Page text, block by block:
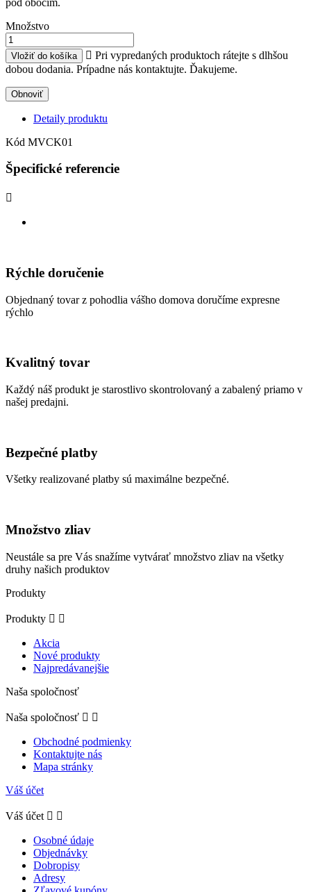
Množstvo
Vložiť do košíka  Pri vypredaných produktoch rátejte s dlhšou
dobou dodania. Prípadne nás kontaktujte. Ďakujeme.
Detaily produktu
Kód MVCK01
Špecifické referencie

Rýchle doručenie
Objednaný tovar z pohodlia vášho domova doručíme expresne
rýchlo
Kvalitný tovar
Každý náš produkt je starostlivo skontrolovaný a zabalený priamo v
našej predajni.
Bezpečné platby
Všetky realizované platby sú maximálne bezpečné.
Množstvo zliav
Neustále sa pre Vás snažíme vytvárať množstvo zliav na všetky
druhy našich produktov
Produkty
Produkty  
Akcia
Nové produkty
Najpredávanejšie
Naša spoločnosť
Naša spoločnosť  
Obchodné podmienky
Kontaktujte nás
Mapa stránky
Váš účet
Váš účet  
Osobné údaje
Objednávky
Dobropisy
Adresy